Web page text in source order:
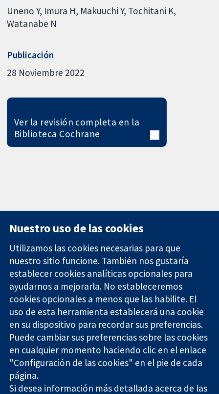
Uneno Y Imura H Makuuchi Y Tochitani K
Watanabe N
Publicación
28 Noviembre 2022
Ver la revisión completa en la
Biblioteca Cochrane
Evidencia fiable.
Decisiones
informadas.
Mejor salud.
11-13 Cavendish
Square
Londres
W1G 0AN
Reino Unido
Contacto
Noticias
Prensa
Sobre
nosotros
Empleo
Cochrane
Library
The Cochrane Collaboration is a charity (no. 1045921) and a
company limited by guarantee (no. 03044323) registered in
Nuestro uso de las cookies
Utilizamos las cookies necesarias para que
nuestro sitio funcione. También nos gustaría
establecer cookies analíticas opcionales para
ayudarnos a mejorarla. No estableceremos
cookies opcionales a menos que las habilite. El
uso de esta herramienta establecerá una cookie
en su dispositivo para recordar sus preferencias.
Puede cambiar sus preferencias sobre las cookies
en cualquier momento haciendo clic en el enlace
"Configuración de las cookies" en el pie de cada
página.
Si desea información más detallada acerca de las